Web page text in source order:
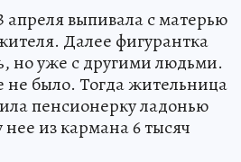
выпивала с матерью
Далее фигурантка
но уже с другими людьми.
не было. Тогда жительница
пенсионерку ладонью
нее из кармана 6 тысяч